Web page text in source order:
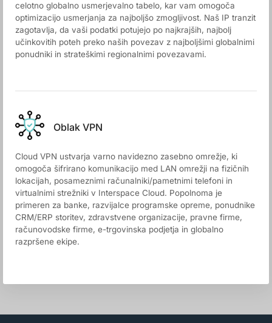
celotno globalno usmerjevalno tabelo, kar vam omogoča
optimizacijo usmerjanja za najboljšo zmogljivost. Naš IP tranzit
zagotavlja, da vaši podatki potujejo po najkrajših, najbolj
učinkovitih poteh preko naših povezav z najboljšimi globalnimi
ponudniki in strateškimi regionalnimi povezavami.
Oblak VPN
Cloud VPN ustvarja varno navidezno zasebno omrežje, ki
omogoča šifrirano komunikacijo med LAN omrežji na fizičnih
lokacijah, posameznimi računalniki/pametnimi telefoni in
virtualnimi strežniki v Interspace Cloud. Popolnoma je
primeren za banke, razvijalce programske opreme, ponudnike
CRM/ERP storitev, zdravstvene organizacije, pravne firme,
računovodske firme, e-trgovinska podjetja in globalno
razpršene ekipe.